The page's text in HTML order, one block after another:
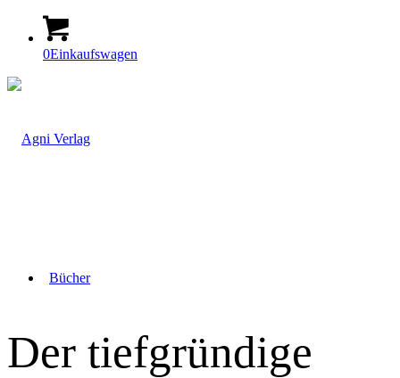
0Einkaufswagen
Bücher
Der tiefgründige